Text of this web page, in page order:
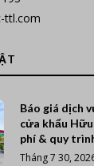
ttl.com
Báo giá dịch
cửa khẩu
phí & quy
Tháng 7 30,